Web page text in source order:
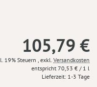
105,79 €
19% Steuern , exkl. Versandkosten
70,53 € / 1 l
Lieferzeit 1-3 Tage